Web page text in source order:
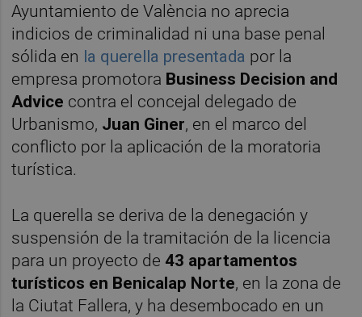
Ayuntamiento de València no aprecia
indicios de criminalidad ni una base penal
sólida en la querella presentada por la
empresa promotora Business Decision and
Advice contra el concejal delegado de
Urbanismo, Juan Giner, en el marco del
conflicto por la aplicación de la moratoria
turística.
La querella se deriva de la denegación y
suspensión de la tramitación de la licencia
para un proyecto de 43 apartamentos
turísticos en Benicalap Norte, en la zona de
la Ciutat Fallera, y ha desembocado en un